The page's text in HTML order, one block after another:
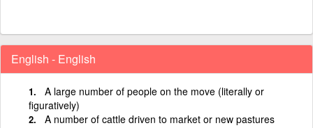
English - English
A large number of people on the move (literally or
figuratively)
A number of cattle driven to market or new pastures